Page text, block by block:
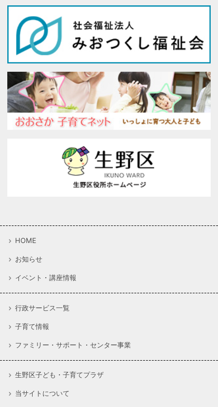
HOME
お知らせ
イベント・講座情報
行政サービス一覧
子育て情報
ファミリー・サポート・センター事業
生野区子ども・子育てプラザ
当サイトについて